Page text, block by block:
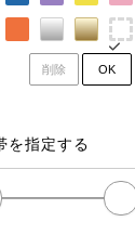
削除 OK
を指定する